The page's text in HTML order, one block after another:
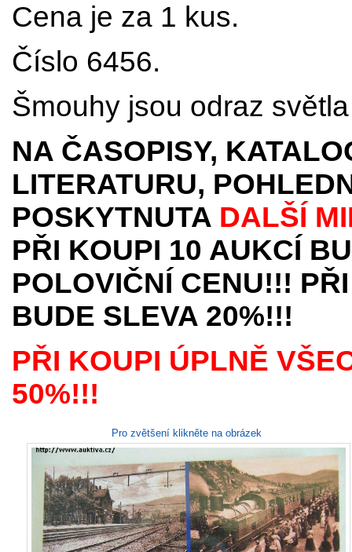
Cena je za 1 kus.
Číslo 6456.
Šmouhy jsou odraz
NA ČASOPISY,
LITERATURU,
POSKYTNUTA DALŠÍ
PŘI KOUPI 10 AUKCÍ
POLOVIČNÍ CENU!!!
BUDE SLEVA 20%!!!
PŘI KOUPI ÚPLNĚ
50%!!!
Pro zvětšení klikněte na obrázek